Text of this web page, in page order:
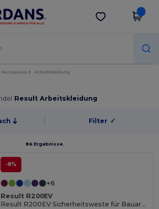
App
in der App!
App holen
Accessoires Arbeitskleidung
Result Arbeitskleidung
Filter ✓
86 Ergebnisse.
-8%
+6
Result R200EV
Result R200EV Sicherheitsweste für Bauarbeiter